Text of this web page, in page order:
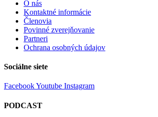
O nás
Kontaktné informácie
Členovia
Povinné zverejňovanie
Partneri
Ochrana osobných údajov
Sociálne siete
FacebookYoutube Instagram
PODCAST